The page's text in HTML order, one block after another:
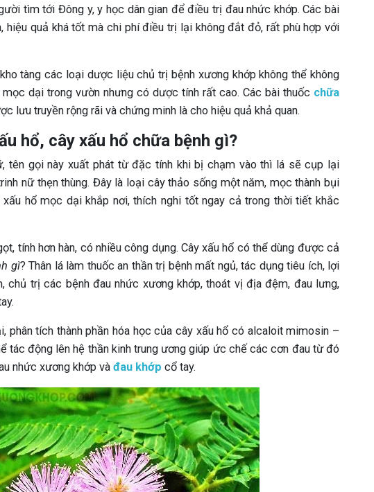
tìm tới Đông y, y học dân gian để điều trị đau nhức khớp. Các bài
hiệu quả khá tốt mà chi phí điều trị lại không đắt đỏ, rất phù hợp với
tàng các loại dược liệu chủ trị bệnh xương khớp không thể không
dại trong vườn nhưng có dược tính rất cao. Các bài thuốc chữa
lưu truyền rộng rãi và chứng minh là cho hiệu quả khả quan.
hổ, cây xấu hổ chữa bệnh gì?
tên gọi này xuất phát từ đặc tính khi bị chạm vào thì lá sẽ cụp lại
nữ thẹn thùng. Đây là loại cây thảo sống một năm, mọc thành bụi
hổ mọc dại khắp nơi, thích nghi tốt ngay cả trong thời tiết khắc
tính hơn hàn, có nhiều công dụng. Cây xấu hổ có thể dùng được cả
gì? Thân lá làm thuốc an thần trị bệnh mất ngủ, tác dụng tiêu ích, lợi
chủ trị các bệnh đau nhức xương khớp, thoát vị địa đệm, đau lưng,
phân tích thành phần hóa học của cây xấu hổ có alcaloit mimosin –
tác động lên hệ thần kinh trung ương giúp ức chế các cơn đau từ đó
nhức xương khớp và đau khớp cổ tay.